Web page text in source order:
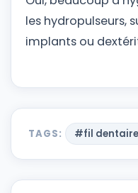
les hydropulseurs,
implants ou
TAGS: #fil